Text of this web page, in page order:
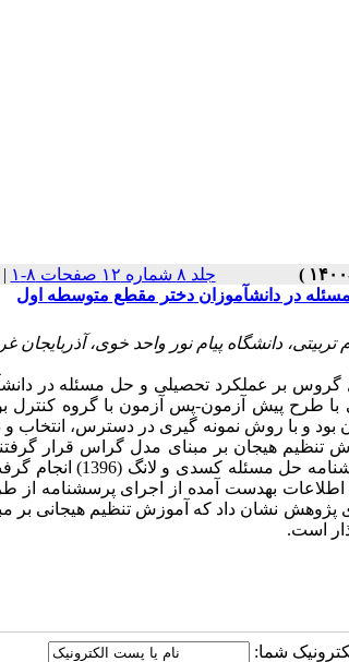
جلد ۸ شماره ۱۲ صفحات ۸-۱ |
در دانشآموزان دختر مقطع متوسطه اول
دانشگاه پیام نور واحد خوی، آذربایجان
بر عملکرد تحصیلی و حل مسئله در دانش
با طرح پیش آزمون-پس آزمون با گروه کنترل
با روش نمونه گیری در دسترس، انتخاب
داده شدند. گروه آزمایش 8 جلسه تحت آموزش تنظیم هیجان بر مبنای مدل
حل مسئله کسدی و لانگ (1396)
انجام
اطلاعات به­دست آمده از اجرای پرسشنامه از
پژوهش نشان داد که آموزش تنظیم هیجانی بر
است.
شما: